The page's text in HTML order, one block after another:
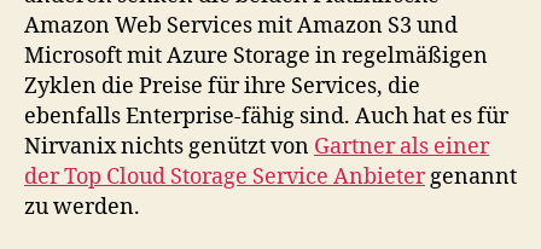
Amazon Web Services mit Amazon S3 und
Microsoft mit Azure Storage in regelmäßigen
Zyklen die Preise für ihre Services, die
ebenfalls Enterprise-fähig sind. Auch hat es für
Nirvanix nichts genützt von Gartner als einer
der Top Cloud Storage Service Anbietergenannt
zu werden.